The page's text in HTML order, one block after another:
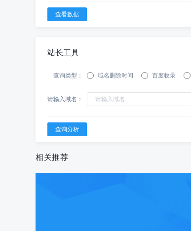
站长工具
查询类型： 域名删除时间 百度收录
请输入域名：
相关推荐